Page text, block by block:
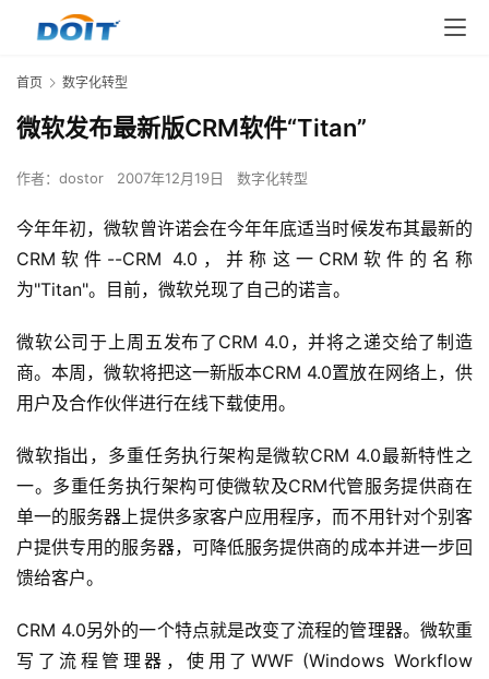
首页 数字化转型
微软发布最新版CRM软件“Titan”
作者： dostor 2007年12月19日 数字化转型
今年年初，微软曾许诺会在今年年底适当时候发布其最新的
CRM软件--CRM 4.0，并称这一CRM软件的名称
为"Titan"。目前，微软兑现了自己的诺言。
微软公司于上周五发布了CRM 4.0，并将之递交给了制造
商。本周，微软将把这一新版本CRM 4.0置放在网络上，供
用户及合作伙伴进行在线下载使用。
微软指出，多重任务执行架构是微软CRM 4.0最新特性之
一。多重任务执行架构可使微软及CRM代管服务提供商在
单一的服务器上提供多家客户应用程序，而不用针对个别客
户提供专用的服务器，可降低服务提供商的成本并进一步回
馈给客户。
CRM 4.0另外的一个特点就是改变了流程的管理器。微软重
写了流程管理器，使用了WWF (Windows Workflow